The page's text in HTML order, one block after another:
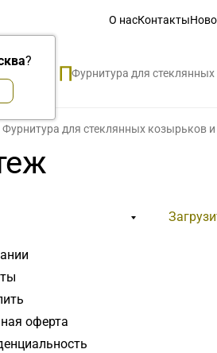
?
О насКонтакты
Фурнитура для стеклянных
Фурнитура для стеклянных козырьков и
оферта